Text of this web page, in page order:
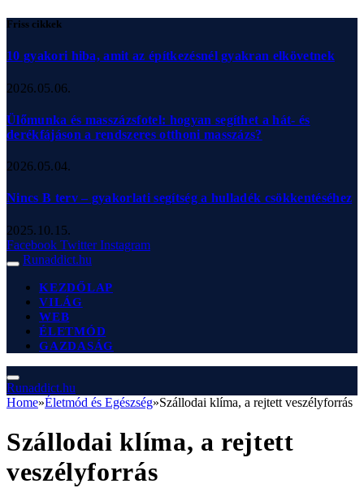
Friss cikkek
10 gyakori hiba, amit az építkezésnél gyakran elkövetnek
2026.05.06.
Ülőmunka és masszázsfotel: hogyan segíthet a hát- és
derékfájáson a rendszeres otthoni masszázs?
2026.05.04.
Nincs B terv – gyakorlati segítség a hulladék csökkentéséhez
2025.10.15.
Facebook Twitter Instagram
Runaddict.hu
KEZDŐLAP
VILÁG
WEB
ÉLETMÓD
GAZDASÁG
Runaddict.hu
Home»Életmód és Egészség»Szállodai klíma, a rejtett veszélyforrás
Szállodai klíma, a rejtett
veszélyforrás